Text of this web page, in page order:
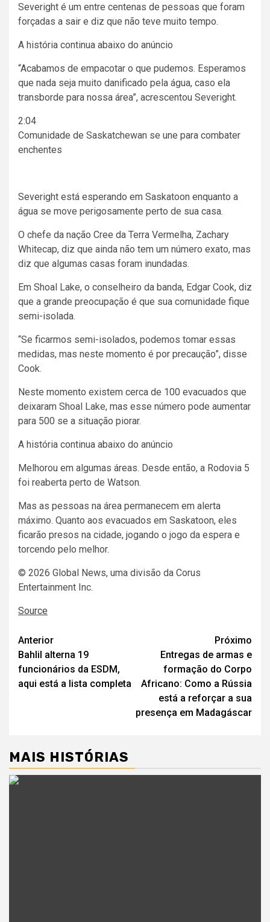
Severight é um entre centenas de pessoas que foram
forçadas a sair e diz que não teve muito tempo.
A história continua abaixo do anúncio
“Acabamos de empacotar o que pudemos. Esperamos
que nada seja muito danificado pela água, caso ela
transborde para nossa área”, acrescentou Severight.
2:04
Comunidade de Saskatchewan se une para combater
enchentes
Severight está esperando em Saskatoon enquanto a
água se move perigosamente perto de sua casa.
O chefe da nação Cree da Terra Vermelha, Zachary
Whitecap, diz que ainda não tem um número exato, mas
diz que algumas casas foram inundadas.
Em Shoal Lake, o conselheiro da banda, Edgar Cook, diz
que a grande preocupação é que sua comunidade fique
semi-isolada.
“Se ficarmos semi-isolados, podemos tomar essas
medidas, mas neste momento é por precaução”, disse
Cook.
Neste momento existem cerca de 100 evacuados que
deixaram Shoal Lake, mas esse número pode aumentar
para 500 se a situação piorar.
A história continua abaixo do anúncio
Melhorou em algumas áreas. Desde então, a Rodovia 5
foi reaberta perto de Watson.
Mas as pessoas na área permanecem em alerta
máximo. Quanto aos evacuados em Saskatoon, eles
ficarão presos na cidade, jogando o jogo da espera e
torcendo pelo melhor.
© 2026 Global News, uma divisão da Corus
Entertainment Inc.
Source
Navegação
de
artigos
Anterior
Bahlil alterna 19
funcionários da ESDM,
aqui está a lista completa
Próximo
Entregas de armas e
formação do Corpo
Africano: Como a Rússia
está a reforçar a sua
presença em Madagáscar
MAIS HISTÓRIAS